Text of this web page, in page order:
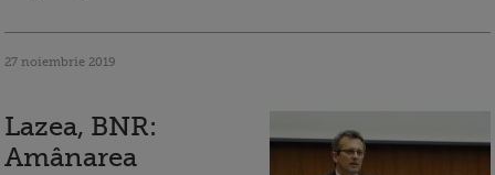
27 noiembrie 2019
Lazea, BNR:
Amânarea